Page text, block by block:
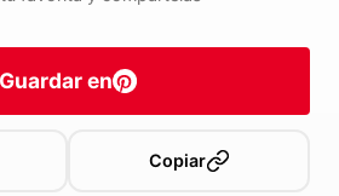
Guardar en
Copiar